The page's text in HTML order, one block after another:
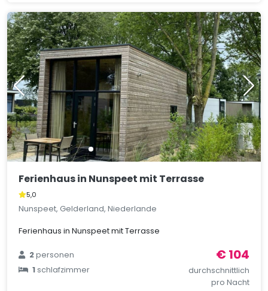
Ferienhaus in Nunspeet mit Terrasse
5,0
Nunspeet, Gelderland, Niederlande
Ferienhaus in Nunspeet mit Terrasse
2personen
1schlafzimmer
€ 104
durchschnittlich
pro Nacht